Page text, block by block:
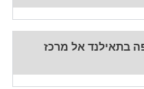
בתאילנד אל מרכז